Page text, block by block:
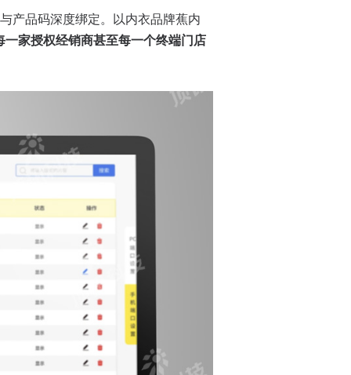
产品码深度绑定。以内衣品牌蕉内
家授权经销商甚至每一个终端门店